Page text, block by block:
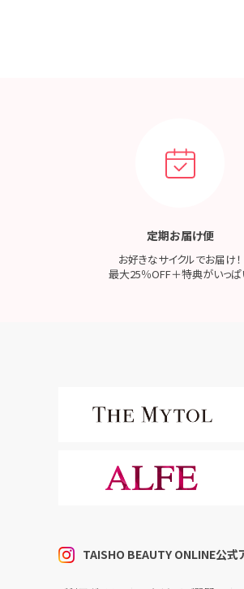
定期お届け便
お好きなサイクルでお届け！
最大25％OFF＋特典がいっぱ
TAISHO BEAUTY ONLINE公式